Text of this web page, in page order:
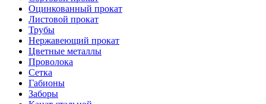
Оцинкованный прокат
Листовой прокат
Трубы
Нержавеющий прокат
Цветные металлы
Проволока
Сетка
Габионы
Заборы